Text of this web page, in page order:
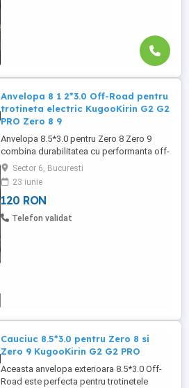
Anvelopa 8 1 2*3.0 Off-Road pentru
trotineta electric KugooKirin G2 G2
PRO Zero 8 9
Anvelopa 8.5*3.0 pentru Zero 8 Zero 9
combina durabilitatea cu performanta off-
road. Cauciucul robust rezista la socuri si
uzura, iar dimensiunea 134 mm diametru
interior se potriveste perfect trotinetei
electrice. Ideala pentru condus in conditii
dificile sau pentru upgrade-uri la trotineta
Sector 6, Bucuresti
23 iunie
120 RON
Telefon validat
Cauciuc 8.5*3.0 pentru Zero 8 si
Zero 9 KugooKirin G2 G2 PRO
Aceasta anvelopa exterioara 8.5*3.0 Off-
Road este perfecta pentru trotinetele